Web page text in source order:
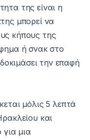
της είναι η
μπορεί να
κήπους της
ή σνακ στο
την επαφή
μόλις 5 λεπτά
και
για μια